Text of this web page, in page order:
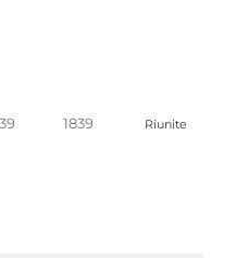
1839 Riunite